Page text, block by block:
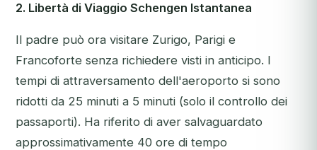
2. Libertà di Viaggio Schengen Istantanea
Il padre può ora visitare Zurigo, Parigi e
Francoforte senza richiedere visti in anticipo. I
tempi di attraversamento dell'aeroporto si sono
ridotti da 25 minuti a 5 minuti (solo il controllo dei
passaporti). Ha riferito di aver salvaguardato
approssimativamente 40 ore di tempo